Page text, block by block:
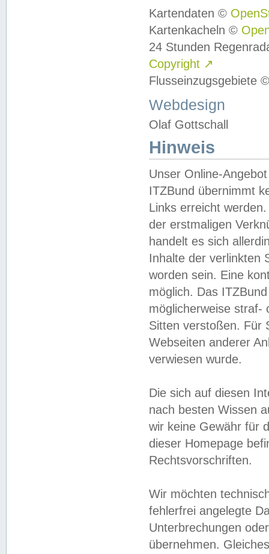
Kartendaten ©
Kartenkacheln ©
24 Stunden
Copyright ↗
Flusseinzugsgebiete
Webdesign
Olaf Gottschall
Hinweis
Unser Online-
ITZBund übernimmt
Links erreicht
der erstmaligen
handelt es sich
Inhalte der verlinkten
worden sein. Eine
möglich. Das
möglicherweise straf-
Sitten verstoßen. Für
Webseiten anderer
verwiesen wurde.
Die sich auf diesen
nach besten Wissen
wir keine Gewähr für
dieser Homepage
Rechtsvorschriften.
Wir möchten
fehlerfrei angelegte
Unterbrechungen
übernehmen.